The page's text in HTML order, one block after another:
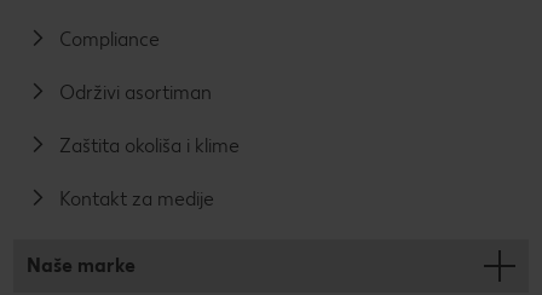
Compliance
Održivi asortiman
Zaštita okoliša i klime
Kontakt za medije
Naše marke